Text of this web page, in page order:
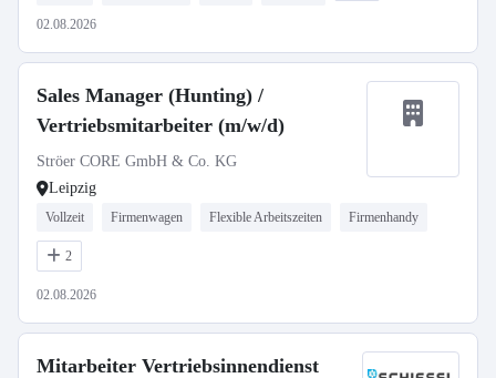
02.08.2026
Sales Manager (Hunting) /
Vertriebsmitarbeiter (m/w/d)
Ströer CORE GmbH & Co. KG
Leipzig
Vollzeit Firmenwagen Flexible Arbeitszeiten Firmenhandy
2
02.08.2026
Mitarbeiter Vertriebsinnendienst